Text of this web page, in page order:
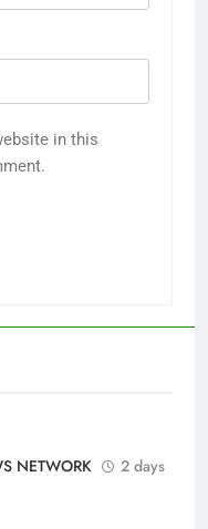
in this
NETWORK
2 days